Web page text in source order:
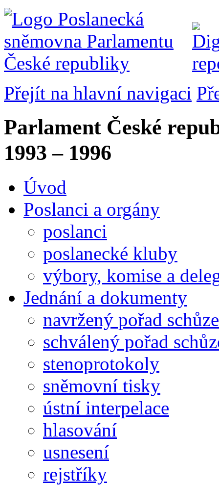
Přejít na hlavní navigaci
Parlament České
1993 – 1996
Úvod
Poslanci a orgány
poslanci
poslanecké kluby
výbory, komise a
Jednání a dokumenty
navržený pořad schůze
schválený pořad
stenoprotokoly
sněmovní tisky
ústní interpelace
hlasování
usnesení
rejstříky